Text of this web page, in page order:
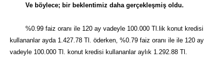
Ve böylece; bir beklentimiz daha gerçekleşmiş oldu.
%0.99 faiz oranı ile 120 ay vadeyle 100.000 Tl.lik konut kredisi
kullananlar ayda 1.427.78 Tl. öderken, %0.79 faiz oranı ile ile 120 ay
vadeyle 100.000 Tl. konut kredisi kullananlar aylık 1.292.88 Tl.